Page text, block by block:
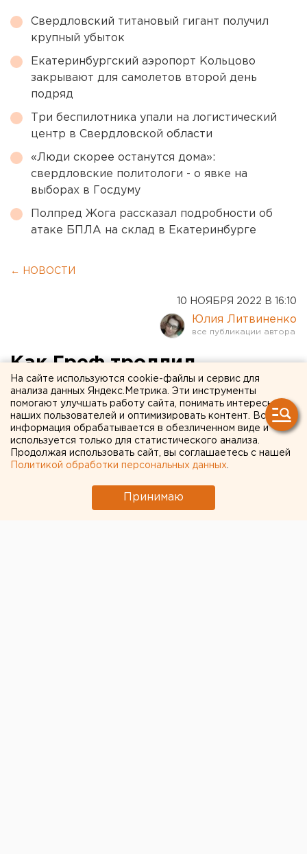
Свердловский титановый гигант получил
крупный убыток
Екатеринбургский аэропорт Кольцово
закрывают для самолетов второй день
подряд
Три беспилотника упали на логистический
центр в Свердловской области
«Люди скорее останутся дома»:
свердловские политологи - о явке на
выборах в Госдуму
Полпред Жога рассказал подробности об
атаке БПЛА на склад в Екатеринбурге
← НОВОСТИ
10 НОЯБРЯ 2022 В 16:10
Юлия Литвиненко
Как Греф троллил
Набиуллину, а Костин ей
льстил: самые яркие
цитаты с главного форума
банкиров
На сайте используются cookie-файлы и сервис для
анализа данных Яндекс.Метрика. Эти инструменты
помогают улучшать работу сайта, понимать интересы
наших пользователей и оптимизировать контент. Вся
информация обрабатывается в обезличенном виде и
используется только для статистического анализа.
Продолжая использовать сайт, вы соглашаетесь с нашей
Политикой обработки персональных данных
Принимаю